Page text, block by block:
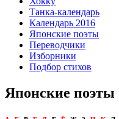
Танка-календарь
Календарь 2016
Японские поэты
Переводчики
Изборники
Подбор стихов
Японские поэты